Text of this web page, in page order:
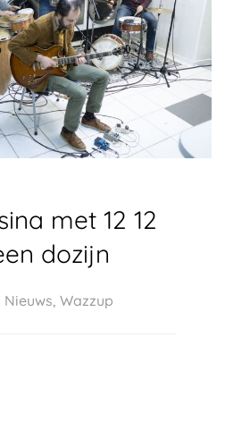
met 12 12
dozijn
Nieuws, Wazzup